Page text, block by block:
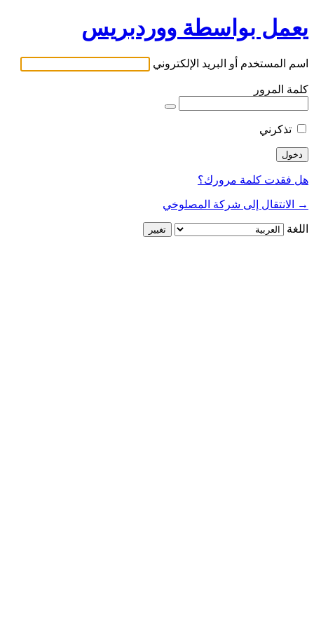
يعمل بواسطة ووردبريس
اسم المستخدم أو البريد الإلكتروني
كلمة المرور
تذكرني
هل فقدت كلمة مرورك؟
→ الانتقال إلى شركة المصلوخي
اللغة